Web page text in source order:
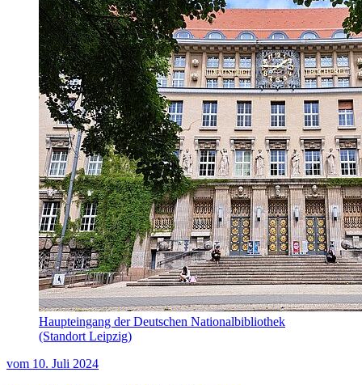
Haupteingang der Deutschen Nationalbibliothek
(Standort Leipzig)
vom 10. Juli 2024